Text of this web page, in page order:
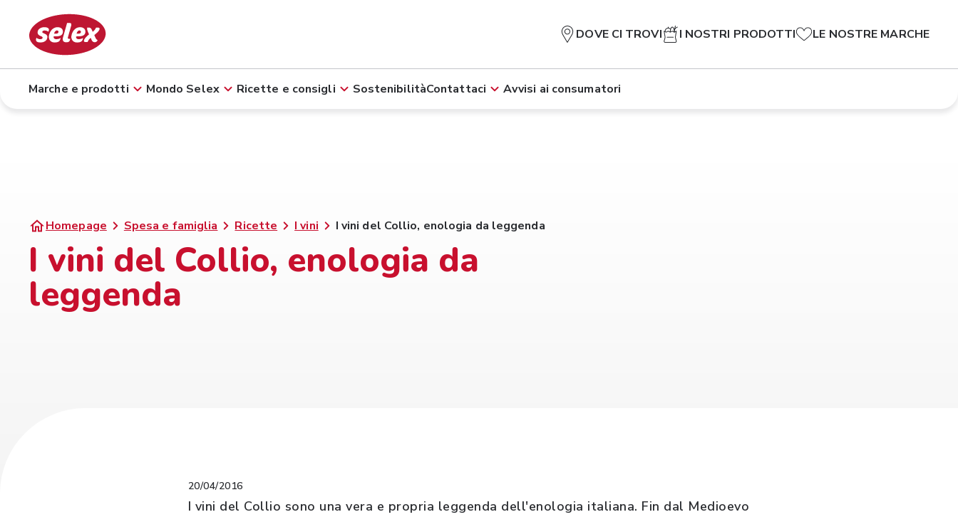
DOVE CI TROVI I NOSTRI PRODOTTI LE NOSTRE MARCHE
Marche e prodotti Mondo Selex Ricette e consigli SostenibilitàContattaci Avvisi ai consumatori
Homepage Spesa e famiglia Ricette I vini I vini del Collio, enologia da leggenda
I vini del Collio, enologia da
leggenda
20/04/2016
I vini del Collio sono una vera e propria leggenda dell'enologia italiana. Fin dal Medioevo